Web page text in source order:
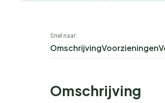
Snel naar:
OmschrijvingVoorzieningen
Omschrijving